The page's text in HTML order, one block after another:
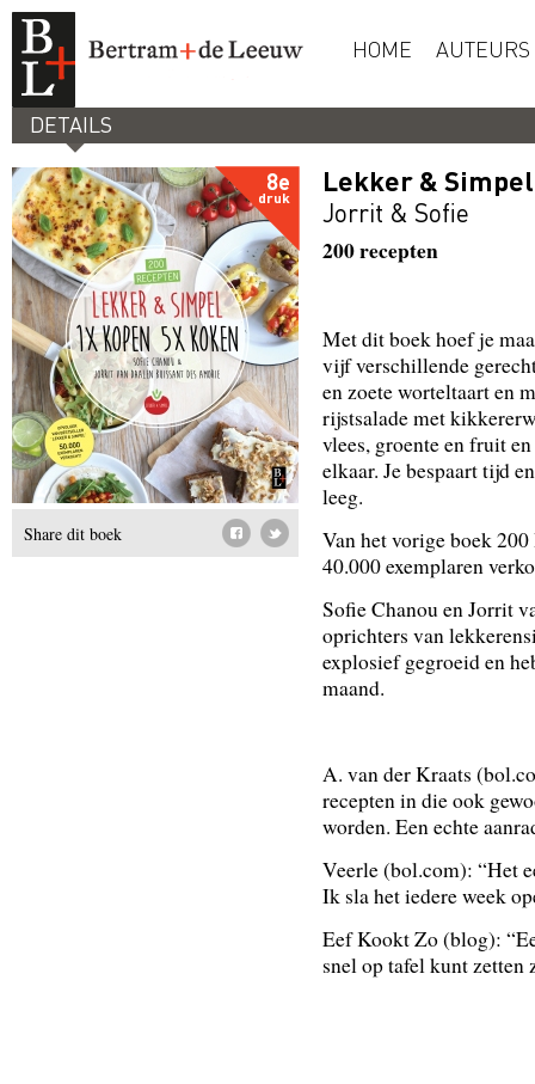
HOME AUTEURS
DETAILS
8e
druk
Share dit boek
Lekker &
Jorrit & Sofie
200 recepten
Met dit boek hoef je
vijf verschillende
en zoete worteltaart en
rijstsalade met
vlees, groente en fruit
elkaar. Je bespaart tijd
leeg.
Van het vorige boek
40.000 exemplaren
Sofie Chanou en Jorrit
oprichters van
explosief gegroeid en
maand.
A. van der Kraats
recepten in die ook
worden. Een echte
Veerle (bol.com): “Het
Ik sla het iedere week
Eef Kookt Zo (blog):
snel op tafel kunt zetten